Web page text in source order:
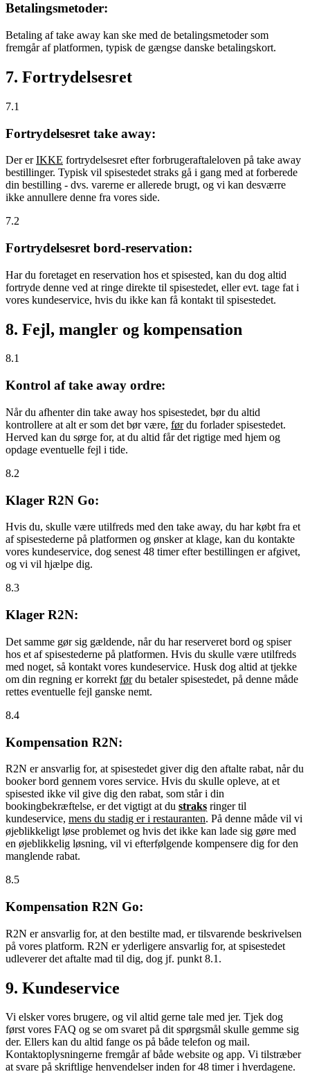
Betalingsmetoder:
Betaling af take away kan ske med de betalingsmetoder som
fremgår af platformen, typisk de gængse danske betalingskort.
7. Fortrydelsesret
7.1
Fortrydelsesret take away:
Der erIKKE fortrydelsesret efter forbrugeraftaleloven på take away
bestillinger. Typisk vil spisestedet straks gå i gang med at forberede
din bestilling - dvs. varerne er allerede brugt, og vi kan desværre
ikke annullere denne fra vores side.
7.2
Fortrydelsesret bord-reservation:
Har du foretaget en reservation hos et spisested, kan du dog altid
fortryde denne ved at ringe direkte til spisestedet, eller evt. tage fat i
vores kundeservice, hvis du ikke kan få kontakt til spisestedet.
8. Fejl, mangler og kompensation
8.1
Kontrol af take away ordre:
Når du afhenter din take away hos spisestedet, bør du altid
kontrollere at alt er som det bør være, førdu forlader spisestedet.
Herved kan du sørge for, at du altid får det rigtige med hjem og
opdage eventuelle fejl i tide.
8.2
Klager R2N Go:
Hvis du, skulle være utilfreds med den take away, du har købt fra et
af spisestederne på platformen og ønsker at klage, kan du kontakte
vores kundeservice, dog senest 48 timer efter bestillingen er afgivet,
og vi vil hjælpe dig.
8.3
Klager R2N:
Det samme gør sig gældende, når du har reserveret bord og spiser
hos et af spisestederne på platformen. Hvis du skulle være utilfreds
med noget, så kontakt vores kundeservice. Husk dog altid at tjekke
om din regning er korrekt førdu betaler spisestedet, på denne måde
rettes eventuelle fejl ganske nemt.
8.4
Kompensation R2N:
R2N er ansvarlig for, at spisestedet giver dig den aftalte rabat, når du
booker bord gennem vores service. Hvis du skulle opleve, at et
spisested ikke vil give dig den rabat, som står i din
bookingbekræftelse, er det vigtigt at du straks ringer til
kundeservice, mens du stadig er i restauranten. På denne måde vil vi
øjeblikkeligt løse problemet og hvis det ikke kan lade sig gøre med
en øjeblikkelig løsning, vil vi efterfølgende kompensere dig for den
manglende rabat.
8.5
Kompensation R2N Go:
R2N er ansvarlig for, at den bestilte mad, er tilsvarende beskrivelsen
på vores platform. R2N er yderligere ansvarlig for, at spisestedet
udleverer det aftalte mad til dig, dog jf. punkt 8.1.
9. Kundeservice
Vi elsker vores brugere, og vil altid gerne tale med jer. Tjek dog
først vores FAQ og se om svaret på dit spørgsmål skulle gemme sig
der. Ellers kan du altid fange os på både telefon og mail.
Kontaktoplysningerne fremgår af både website og app. Vi tilstræber
at svare på skriftlige henvendelser inden for 48 timer i hverdagene.